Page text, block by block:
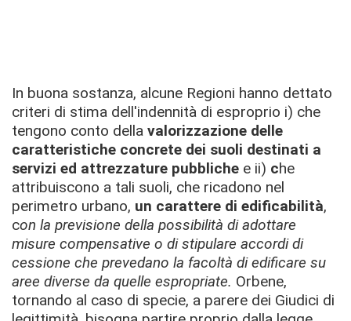
In buona sostanza, alcune Regioni hanno dettato
criteri di stima dell'indennità di esproprio i) che
tengono conto della valorizzazione delle
caratteristiche concrete dei suoli destinati a
servizi ed attrezzature pubbliche e ii) che
attribuiscono a tali suoli, che ricadono nel
perimetro urbano, un carattere di edificabilità,
con la previsione della possibilità di adottare
misure compensative o di stipulare accordi di
cessione che prevedano la facoltà di edificare su
aree diverse da quelle espropriate. Orbene,
tornando al caso di specie, a parere dei Giudici di